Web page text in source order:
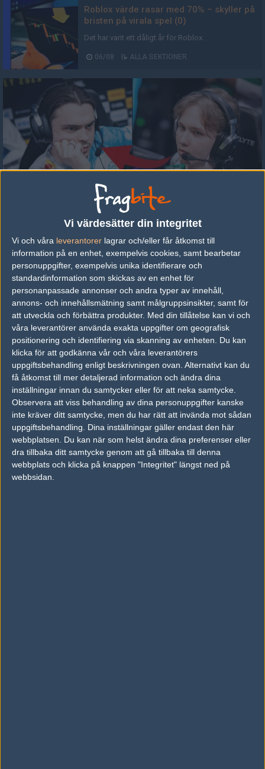
Vi värdesätter din integritet
Vi och våra leverantorer lagrar och/eller får åtkomst till
information på en enhet, exempelvis cookies, samt bearbetar
personuppgifter, exempelvis unika identifierare och
standardinformation som skickas av en enhet för
personanpassade annonser och andra typer av innehåll,
annons- och innehållsmätning samt målgruppsinsikter, samt för
att utveckla och förbättra produkter. Med din tillåtelse kan vi och
våra leverantörer använda exakta uppgifter om geografisk
positionering och identifiering via skanning av enheten. Du kan
klicka för att godkänna vår och våra leverantörers
uppgiftsbehandling enligt beskrivningen ovan. Alternativt kan du
få åtkomst till mer detaljerad information och ändra dina
inställningar innan du samtycker eller för att neka samtycke.
Observera att viss behandling av dina personuppgifter kanske
inte kräver ditt samtycke, men du har rätt att invända mot sådan
uppgiftsbehandling. Dina inställningar gäller endast den här
webbplatsen. Du kan när som helst ändra dina preferenser eller
dra tillbaka ditt samtycke genom att gå tillbaka till denna
webbplats och klicka på knappen "Integritet" längst ned på
webbsidan.
Roblox värde rasar med 70% – skyller på
bristen på virala spel (0)
Det har varit ett dåligt år för Roblox.
06/08 ALLA SEKTIONER
m0NESY avslöjar: Hade kunnat spela i Cloud9 (1)
m0NESY hade kunnat ersätta sh1ro.
Snacka skit ännu längre – Faceit
förlänger halvtidssnacket (0)
Nu kan du svära på motståndarna dubbelt så
länge.
06/08
FalleNs lösning på fuskproblemet – tvinga spelarna att
spela solo-queue (1)